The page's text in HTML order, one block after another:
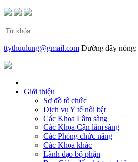
ttythuulung@gmail.com Đường dây nóng:
Giới thiệu
Sơ đồ tổ chức
Dịch vụ Y tế nổi bật
Các Khoa Lâm sàng
Các Khoa Cận lâm sàng
Các Phòng chức năng
Các Khoa khác
Lãnh đạo bộ phận